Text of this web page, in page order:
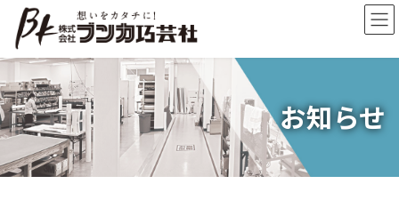
ン
ツ
へ
ス
キ
ッ
プ
ー
シ
ョ
ン
に
移
動
お知らせ